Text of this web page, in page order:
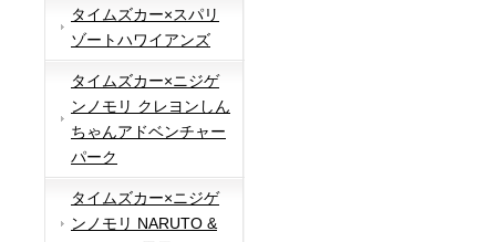
タイムズカー×スパリ
ゾートハワイアンズ
タイムズカー×ニジゲ
ンノモリ クレヨンしん
ちゃんアドベンチャー
パーク
タイムズカー×ニジゲ
ンノモリ NARUTO &